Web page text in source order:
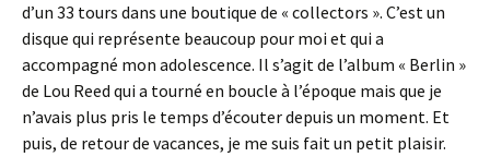
d’un 33 tours dans une boutique de « collectors ». C’est un
disque qui représente beaucoup pour moi et qui a
accompagné mon adolescence. Il s’agit de l’album « Berlin »
de Lou Reed qui a tourné en boucle à l’époque mais que je
n’avais plus pris le temps d’écouter depuis un moment. Et
puis, de retour de vacances, je me suis fait un petit plaisir.